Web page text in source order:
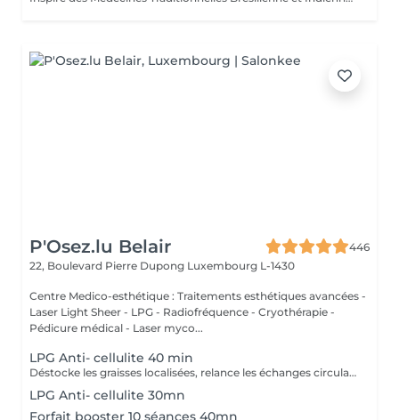
P'Osez.lu Belair
446
22, Boulevard Pierre Dupong Luxembourg L-1430
Centre Medico-esthétique : Traitements esthétiques avancées -
Laser Light Sheer - LPG - Radiofréquence - Cryothérapie -
Pédicure médical - Laser myco...
LPG Anti- cellulite 40 min
Déstocke les graisses localisées, relance les échanges circulatoires et raffermit pour retrouver une peau lisse, plus ferme et un corps plus léger. Ce soin agit sur tous types de cellulite(adipeux,aqueuse et fibreuse).
LPG Anti- cellulite 30mn
Forfait booster 10 séances 40mn